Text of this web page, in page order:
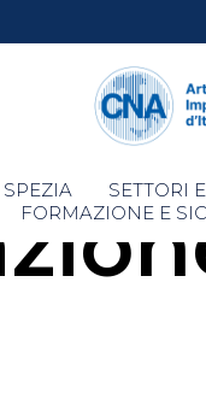
SETTORI
FORMAZIONE E